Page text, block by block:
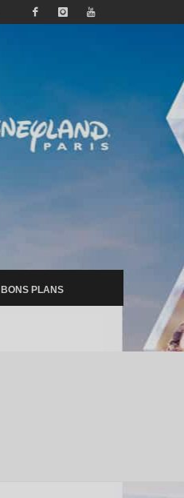
BONS PLANS